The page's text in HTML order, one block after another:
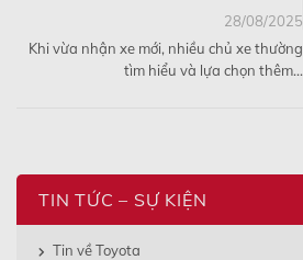
TIN TỨC – SỰ KIỆN
Tin về Toyota
Khi vừa nhận xe mới, nhiều chủ xe thường
tìm hiểu và lựa chọn thêm...
28/08/2025